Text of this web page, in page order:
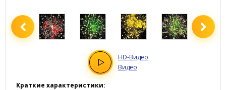
HD-Видео
Видео
Краткие характеристики: